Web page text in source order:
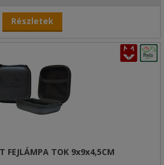
Részletek
FEJLÁMPA TOK 9x9x4,5CM